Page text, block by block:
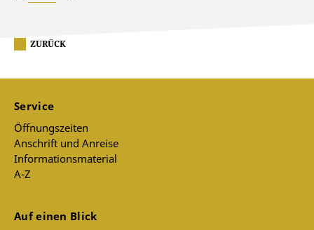
ZURÜCK
Service
Öffnungszeiten
Anschrift und Anreise
Informationsmaterial
A-Z
Auf einen Blick